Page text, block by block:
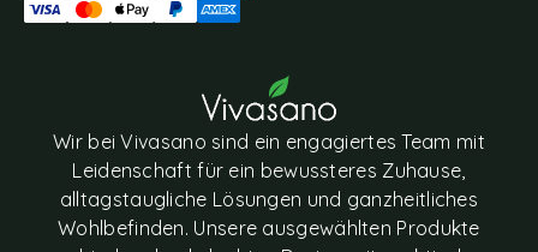
Wir bei Vivasano sind ein engagiertes Team mit
Leidenschaft für ein bewussteres Zuhause,
alltagstaugliche Lösungen und ganzheitliches
Wohlbefinden. Unsere ausgewählten Produkte